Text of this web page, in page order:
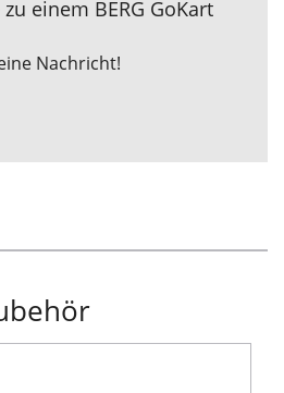
einem BERG GoKart
Nachricht!